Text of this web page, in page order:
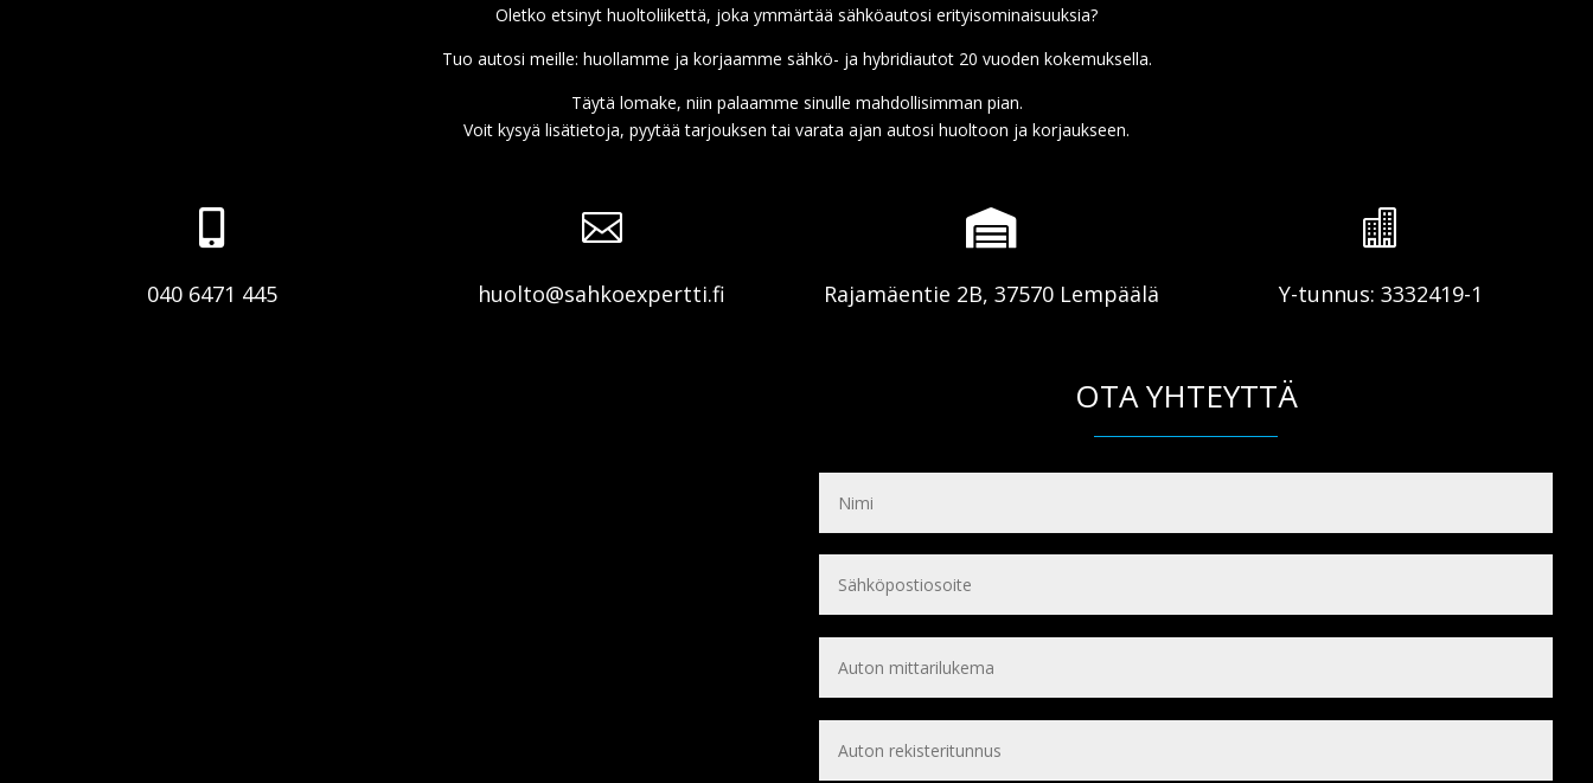
Oletko etsinyt huoltoliikettä, joka ymmärtää sähköautosi erityisominaisuuksia?
Tuo autosi meille: huollamme ja korjaamme sähkö- ja hybridiautot 20 vuoden kokemuksella.
Täytä lomake, niin palaamme sinulle mahdollisimman pian.
Voit kysyä lisätietoja, pyytää tarjouksen tai varata ajan autosi huoltoon ja korjaukseen.

040 6471 445

huolto@sahkoexpertti.fi

Rajamäentie 2B, 37570 Lempäälä

Y-tunnus: 3332419-1
OTA YHTEYTTÄ